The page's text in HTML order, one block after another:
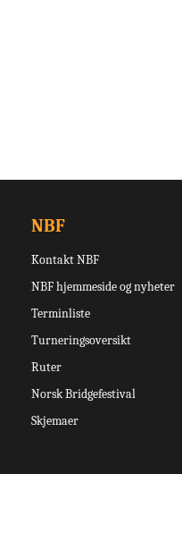
NBF
Kontakt NBF
NBF hjemmeside og nyheter
Terminliste
Turneringsoversikt
Ruter
Norsk Bridgefestival
Skjemaer